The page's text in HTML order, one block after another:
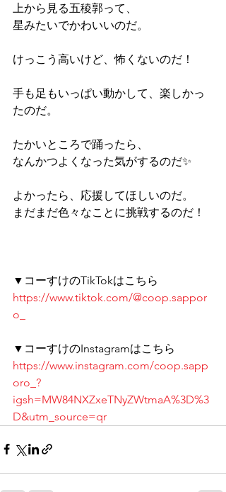
上から見る五稜郭って、
星みたいでかわいいのだ。
けっこう高いけど、怖くないのだ！
手も足もいっぱい動かして、楽しかっ
たのだ。
たかいところで踊ったら、
なんかつよくなった気がするのだ✨
よかったら、応援してほしいのだ。
まだまだ色々なことに挑戦するのだ！
▼コーすけのTikTokはこちら
https://www.tiktok.com/@coop.sappor
o_
▼コーすけのInstagramはこちら
https://www.instagram.com/coop.sapp
oro_?
igsh=MW84NXZxeTNyZWtmaA%3D%3
D&utm_source=qr